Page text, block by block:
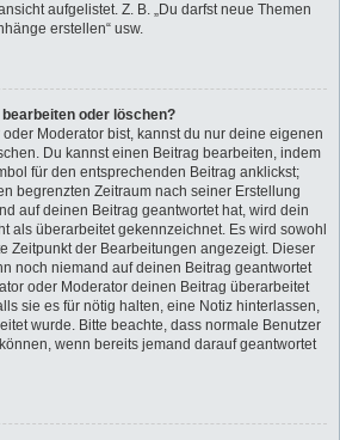
aufgelistet. Z. B. „Du darfst neue Themen
erstellen“ usw.
oder löschen?
Moderator bist, kannst du nur deine eigenen
Du kannst einen Beitrag bearbeiten, indem
für den entsprechenden Beitrag anklickst;
begrenzten Zeitraum nach seiner Erstellung
auf deinen Beitrag geantwortet hat, wird dein
als überarbeitet gekennzeichnet. Es wird sowohl
Zeitpunkt der Bearbeitungen angezeigt. Dieser
noch niemand auf deinen Beitrag geantwortet
oder Moderator deinen Beitrag überarbeitet
sie es für nötig halten, eine Notiz hinterlassen,
wurde. Bitte beachte, dass normale Benutzer
wenn bereits jemand darauf geantwortet